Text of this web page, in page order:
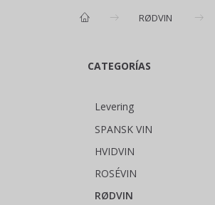
RØDVIN
CATEGORÍAS
Levering
SPANSK VIN
HVIDVIN
ROSÉVIN
RØDVIN